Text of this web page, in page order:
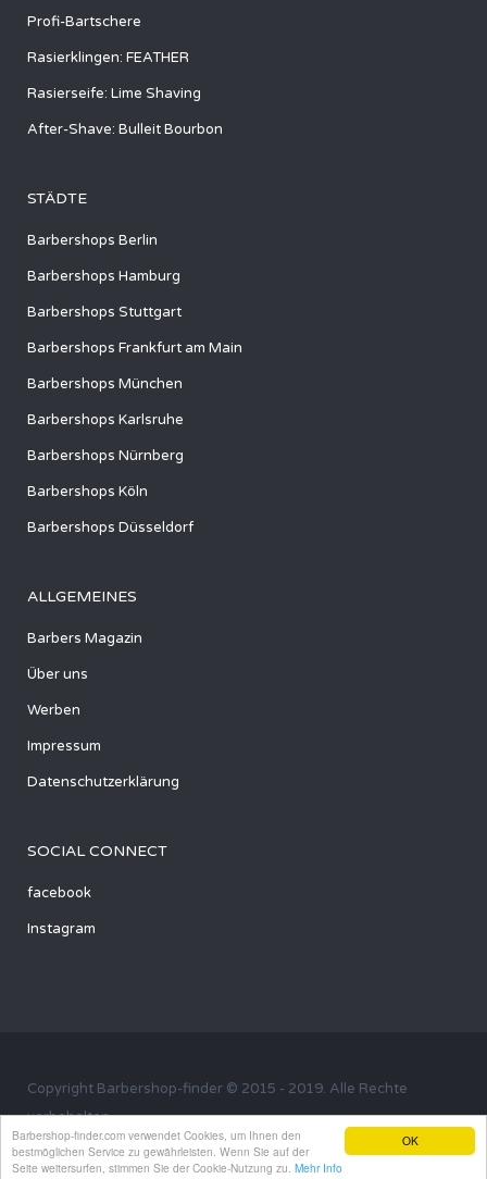
OK
Barbershop-finder.com verwendet Cookies, um Ihnen den
bestmöglichen Service zu gewährleisten. Wenn Sie auf der
Seite weitersurfen, stimmen Sie der Cookie-Nutzung zu. Mehr Info
Profi-Bartschere
Rasierklingen: FEATHER
Rasierseife: Lime Shaving
After-Shave: Bulleit Bourbon
STÄDTE
Barbershops Berlin
Barbershops Hamburg
Barbershops Stuttgart
Barbershops Frankfurt am Main
Barbershops München
Barbershops Karlsruhe
Barbershops Nürnberg
Barbershops Köln
Barbershops Düsseldorf
ALLGEMEINES
Barbers Magazin
Über uns
Werben
Impressum
Datenschutzerklärung
SOCIAL CONNECT
facebook
Instagram
Copyright Barbershop-finder © 2015 - 2019. Alle Rechte
vorbehalten